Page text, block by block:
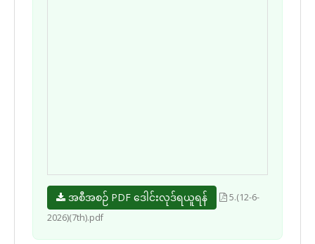
အစီအစဉ် PDF ဒေါင်းလုဒ်ရယူရန်
5.(12-6-
2026)(7th).pdf